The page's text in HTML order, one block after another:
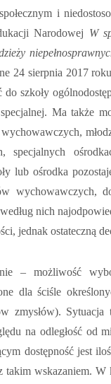
i
Narodowej W
24 sierpnia 2017
do szkoły
Ma także
specjalnych
lub ośrodka
wychowawczych,
nich
jednak ostateczną
– możliwość
dla ściśle
zmysłów).
na odległość od
dostępność jest
wskazaniem.